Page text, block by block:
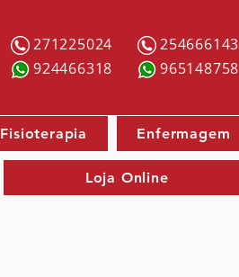
271225024
924466318
254666143
965148758
Fisioterapia Enfermagem
Loja Online